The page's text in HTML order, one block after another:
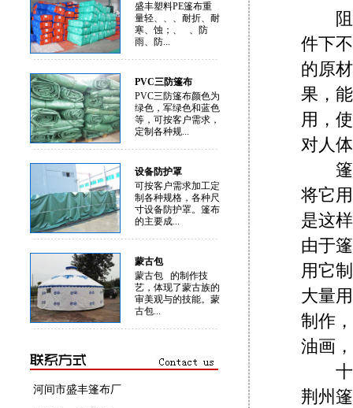
盛丰塑料PE篷布重
量轻、、、耐折、耐
寒、蚀；、 、防
雨、防...
PVC三防篷布
PVC三防篷布颜色为
绿色，军绿色和蓝色
等，可按客户需求，
定制各种规...
设备防护罩
可按客户需求加工定
制各种规格，各种尺
寸设备防护罩。篷布
的主要成...
蒙古包
蒙古包 的制作技
艺，体现了蒙古族的
审美观与的技能。蒙
古包...
河间市盛丰篷布厂
阻燃
件下
的原
果，
用，
对人
篷布
将它
是这
由于
用它
大量
制作
油画
十六
荆州